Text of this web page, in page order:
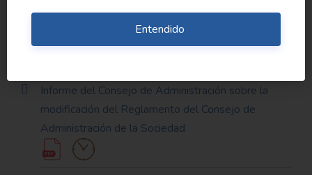
Entendido
retribución variable a percibir por el Consejero
Delegado en el ejercicio 2025
Informe del Consejo de Administración sobre la
modificación del Reglamento del Consejo de
Administración de la Sociedad